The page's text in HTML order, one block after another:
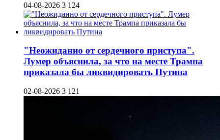
04-08-2026 3 124
"Неожиданно от сердечного приступа".
Лумер объяснила, за что на месте Трампа
приказала бы ликвидировать Путина
02-08-2026 3 121